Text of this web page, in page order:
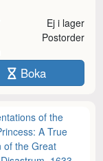
Ej i lager
Postorder
Boka